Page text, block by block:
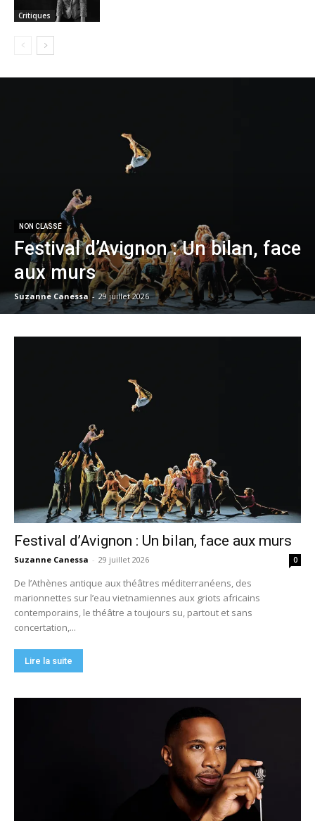
Critiques
NON CLASSÉ
Festival d’Avignon : Un bilan, face
aux murs
Suzanne Canessa - 29 juillet 2026
Festival d’Avignon : Un bilan, face aux murs
Suzanne Canessa - 29 juillet 2026 0
De l’Athènes antique aux théâtres méditerranéens, des
marionnettes sur l’eau vietnamiennes aux griots africains
contemporains, le théâtre a toujours su, partout et sans
concertation,...
Lire la suite